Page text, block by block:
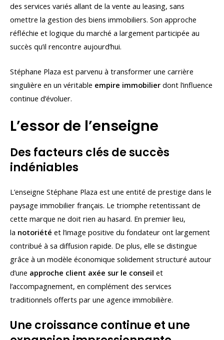
des services variés allant de la vente au leasing, sans
omettre la gestion des biens immobiliers. Son approche
réfléchie et logique du marché a largement participée au
succès qu’il rencontre aujourd’hui.
Stéphane Plaza est parvenu à transformer une carrière
singulière en un véritable empire immobilier dont l’influence
continue d’évoluer.
L’essor de l’enseigne
Des facteurs clés de succès
indéniables
L’enseigne Stéphane Plaza est une entité de prestige dans le
paysage immobilier français. Le triomphe retentissant de
cette marque ne doit rien au hasard. En premier lieu,
la notoriété et l’image positive du fondateur ont largement
contribué à sa diffusion rapide. De plus, elle se distingue
grâce à un modèle économique solidement structuré autour
d’une approche client axée sur le conseil et
l’accompagnement, en complément des services
traditionnels offerts par une agence immobilière.
Une croissance continue et une